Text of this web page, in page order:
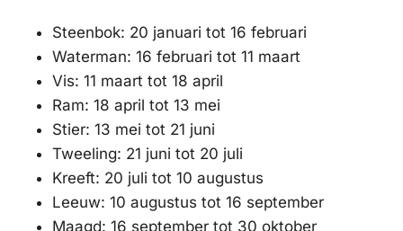
Steenbok: 20 januari tot 16 februari
Waterman: 16 februari tot 11 maart
Vis: 11 maart tot 18 april
Ram: 18 april tot 13 mei
Stier: 13 mei tot 21 juni
Tweeling: 21 juni tot 20 juli
Kreeft: 20 juli tot 10 augustus
Leeuw: 10 augustus tot 16 september
Maagd: 16 september tot 30 oktober